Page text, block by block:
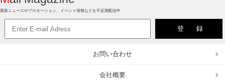
最新ニュースやプロモーション、イベント情報などを不定期配信中
お問い合わせ
会社概要